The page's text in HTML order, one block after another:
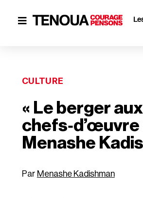

CULTURE
« Le berger aux
chefs‑d’œuvre
Menashe
Menashe Kadishman